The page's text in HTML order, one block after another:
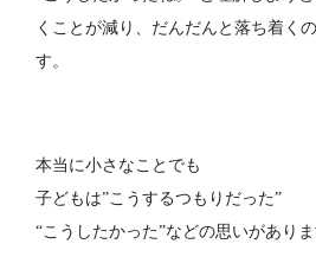
くことが減り、だんだんと落ち着く
す。
本当に小さなことでも
子どもは”こうするつもりだった”
“こうしたかった”などの思いがありま